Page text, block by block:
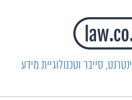
סייבר וטכנולוגיית מידע